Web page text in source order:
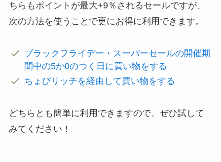
ちらもポイントが最大+9％されるセールですが、
次の方法を使うことで更にお得に利用できます。
ブラックフライデー・スーパーセールの開催期
間中の5か0のつく日に買い物をする
ちょびリッチを経由して買い物をする
どちらとも簡単に利用できますので、ぜひ試して
みてください！